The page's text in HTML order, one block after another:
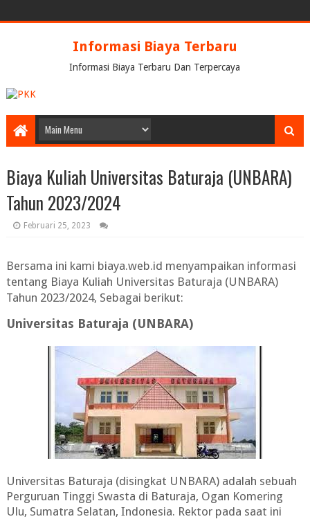
Informasi Biaya Terbaru
Informasi Biaya Terbaru Dan Terpercaya
Biaya Kuliah Universitas Baturaja (UNBARA)
Tahun 2023/2024
Februari 25, 2023
Bersama ini kami biaya.web.id menyampaikan informasi
tentang Biaya Kuliah Universitas Baturaja (UNBARA)
Tahun 2023/2024, Sebagai berikut:
Universitas Baturaja (UNBARA)
Universitas Baturaja (disingkat UNBARA) adalah sebuah
Perguruan Tinggi Swasta di Baturaja, Ogan Komering
Ulu, Sumatra Selatan, Indonesia. Rektor pada saat ini